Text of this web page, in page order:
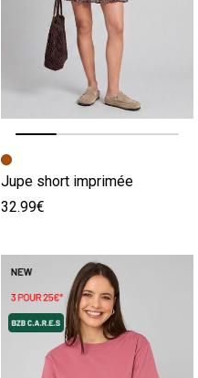
Image précédente
Image suivante
Jupe short imprimée
32.99€